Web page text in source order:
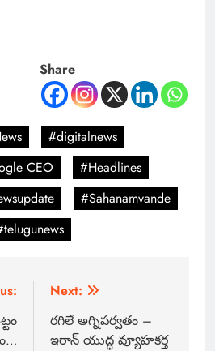
Share
#digitalnews
CEO
#Headlines
#Sahanamvande
Next:
రగిలే అగ్నిపర్వతం –
ఇరాన్ యుద్ధ వ్యూహకర్త